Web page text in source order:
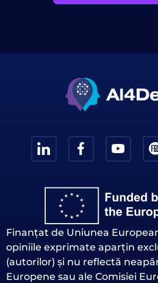
Finanțat de Uniunea
opiniile exprimate aparțin
(autorilor) și nu reflectă
Europene sau ale Comisiei